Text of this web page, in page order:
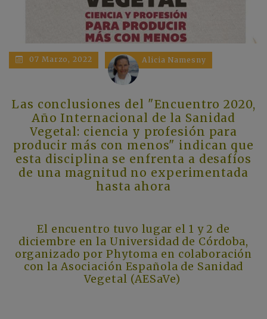
07 Marzo, 2022 Alicia Namesny
Las conclusiones del "Encuentro 2020,
Año Internacional de la Sanidad
Vegetal: ciencia y profesión para
producir más con menos" indican que
esta disciplina se enfrenta a desafíos
de una magnitud no experimentada
hasta ahora
El encuentro tuvo lugar el 1 y 2 de
diciembre en la Universidad de Córdoba,
organizado por Phytoma en colaboración
con la Asociación Española de Sanidad
Vegetal (AESaVe)